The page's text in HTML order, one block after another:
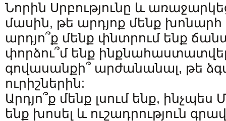
Նորին Սրբությունը և
մասին, թե արդյոք մենք խոնարհ
արդյո՞ք մենք փնտրում ենք
փորձու՞մ ենք
գովասանքի՞ արժանանալ, թե
ուրիշներին:
Արդյո՞ք մենք լսում ենք,
ենք խոսել և ուշադրություն